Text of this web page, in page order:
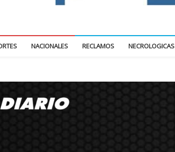
NACIONALES RECLAMOS NECROLOGICAS